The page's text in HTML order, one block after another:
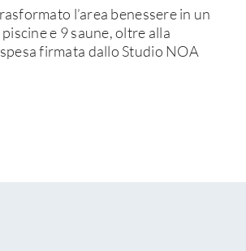
l’area benessere in un
e 9 saune, oltre alla
firmata dallo Studio NOA